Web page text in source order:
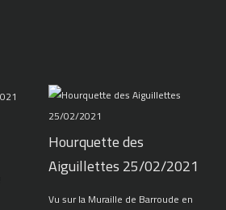
Hourquette des
Aiguillettes 25/02/2021
Vu sur la Muraille de Barroude en